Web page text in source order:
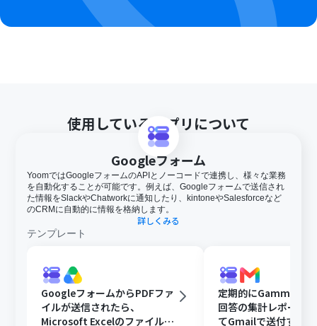
使用しているアプリについて
Googleフォーム
YoomではGoogleフォームのAPIとノーコードで連携し、様々な業務
を自動化することが可能です。例えば、Googleフォームで送信され
た情報をSlackやChatworkに通知したり、kintoneやSalesforceなど
のCRMに自動的に情報を格納します。
詳しくみる
テンプレート
GoogleフォームからPDFファ
イルが送信されたら、
Microsoft Excelのファイルに
定期的にGammaで
回答の集計レポート
てGmailで送付する